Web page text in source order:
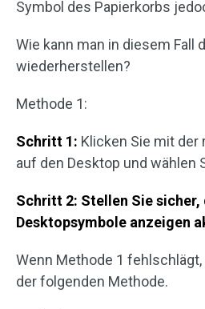
Symbol des Papierkorbs
Wie kann man in diesem Fall
wiederherstellen?
Methode 1:
Schritt 1: Klicken Sie mit
auf den Desktop und wählen
Schritt 2: Stellen Sie sicher,
Desktopsymbole anzeigen
Wenn Methode 1
der folgenden Methode.